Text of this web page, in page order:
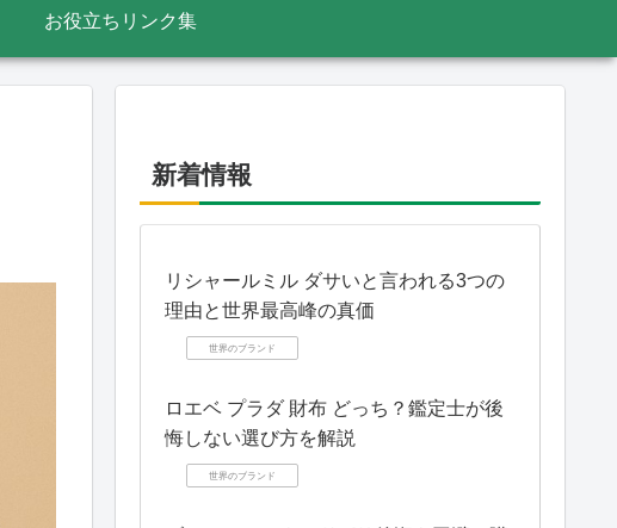
お役立ちリンク集
新着情報
リシャールミル ダサいと言われる3つの
理由と世界最高峰の真価
世界のブランド
ロエベ プラダ 財布 どっち？鑑定士が後
悔しない選び方を解説
世界のブランド